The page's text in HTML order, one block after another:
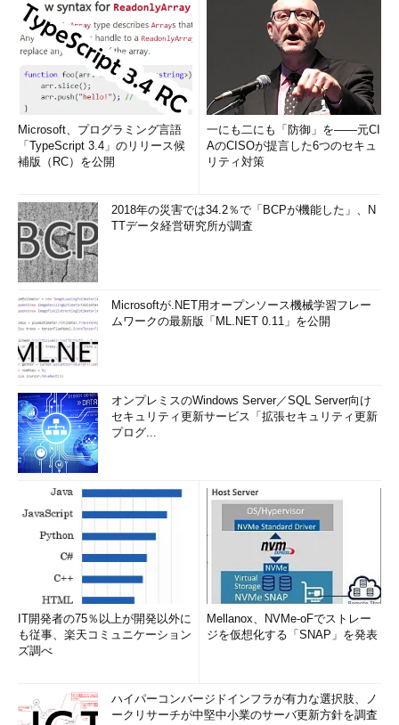
Microsoft、プログラミング言語
「TypeScript 3.4」のリリース候
補版（RC）を公開
一にも二にも「防御」を――元CI
AのCISOが提言した6つのセキュ
リティ対策
2018年の災害では34.2％で「BCPが機能した」、N
TTデータ経営研究所が調査
Microsoftが.NET用オープンソース機械学習フレー
ムワークの最新版「ML.NET 0.11」を公開
オンプレミスのWindows Server／SQL Server向け
セキュリティ更新サービス「拡張セキュリティ更新
プログ...
IT開発者の75％以上が開発以外に
も従事、楽天コミュニケーション
ズ調べ
Mellanox、NVMe-oFでストレー
ジを仮想化する「SNAP」を発表
ハイパーコンバージドインフラが有力な選択肢、ノ
ークリサーチが中堅中小業のサーバ更新方針を調査